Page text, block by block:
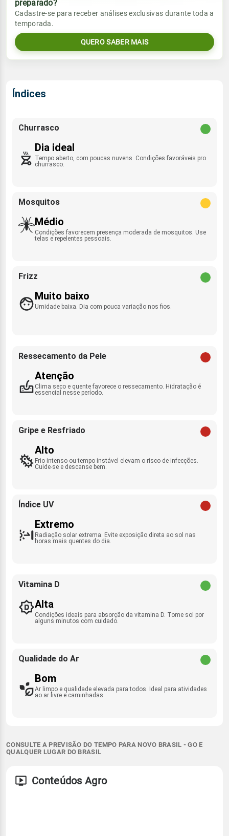
Umidade do ar
23%50%
Rajada de vento
Sol
06:41h às 18:13h
Lua
Chuva
0.0mm
Umidade do ar
Vento
NNE - 4km/h
Rajada de vento
Sol
preparado?
Cadastre-se para receber análises exclusivas durante toda a
temporada.
QUERO SABER MAIS
Índices
Churrasco
Dia ideal
Tempo aberto, com poucas nuvens. Condições favoráveis pro
churrasco.
Mosquitos
Médio
Condições favorecem presença moderada de mosquitos. Use
telas e repelentes pessoais.
Frizz
Muito baixo
Umidade baixa. Dia com pouca variação nos fios.
Ressecamento da Pele
Atenção
Clima seco e quente favorece o ressecamento. Hidratação é
essencial nesse período.
Gripe e Resfriado
Alto
Frio intenso ou tempo instável elevam o risco de infecções.
Cuide-se e descanse bem.
Índice UV
Extremo
Radiação solar extrema. Evite exposição direta ao sol nas
horas mais quentes do dia.
Vitamina D
Alta
Condições ideais para absorção da vitamina D. Tome sol por
alguns minutos com cuidado.
Qualidade do Ar
Bom
Ar limpo e qualidade elevada para todos. Ideal para atividades
ao ar livre e caminhadas.
CONSULTE A PREVISÃO DO TEMPO PARA NOVO BRASIL - GO E
QUALQUER LUGAR DO BRASIL
Conteúdos Agro